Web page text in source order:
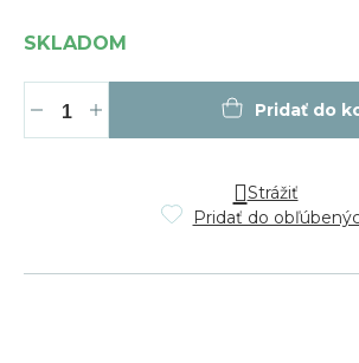
SKLADOM
Pridať do
Strážiť
Pridať do